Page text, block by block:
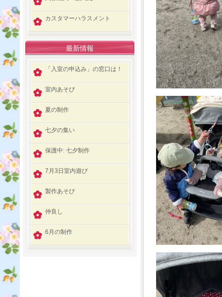
カスタマーハラスメント
最新情報
「入室の申込み」の窓口は！
室内あそび
夏の制作
七夕の集い
保護中: 七夕制作
7月3日室内遊び
製作あそび
仲良し
6月の制作